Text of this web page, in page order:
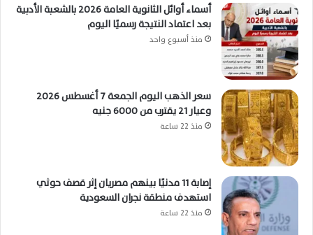
أسماء أوائل الثانوية العامة 2026 بالشعبة الأدبية
بعد اعتماد النتيجة رسميًا اليوم
منذ أسبوع واحد
سعر الذهب اليوم الجمعة 7 أغسطس 2026
وعيار 21 يقترب من 6000 جنيه
منذ 22 ساعة
إصابة 11 مدنيًا بينهم مصريان إثر قصف حوثي
استهدف منطقة نجران السعودية
منذ 22 ساعة